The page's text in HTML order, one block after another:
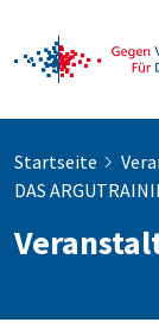
Startseite
DAS